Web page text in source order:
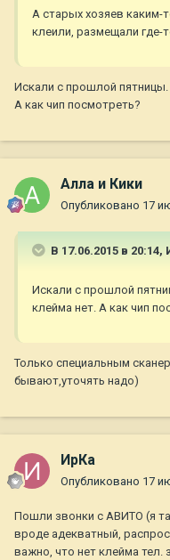
А старых хозяев каким-
клеили, размещали где-
Искали с прошлой пятницы.
А как чип посмотреть?
Алла и Кики
Опубликовано 17
В 17.06.2015 в 20:14,
Искали с прошлой
клейма нет. А как чип
Только специальным
бывают,уточять надо)
ИрКа
Опубликовано 17
Пошли звонки с АВИТО (я
вроде адекватный,
важно, что нет клейма тел.